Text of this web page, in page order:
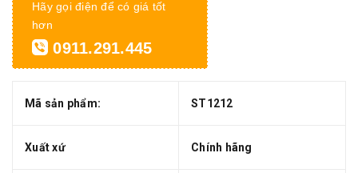
Hãy gọi điện để có giá tốt
hơn
0911.291.445
Mã sản phẩm: ST1212
Xuất xứ Chính hãng